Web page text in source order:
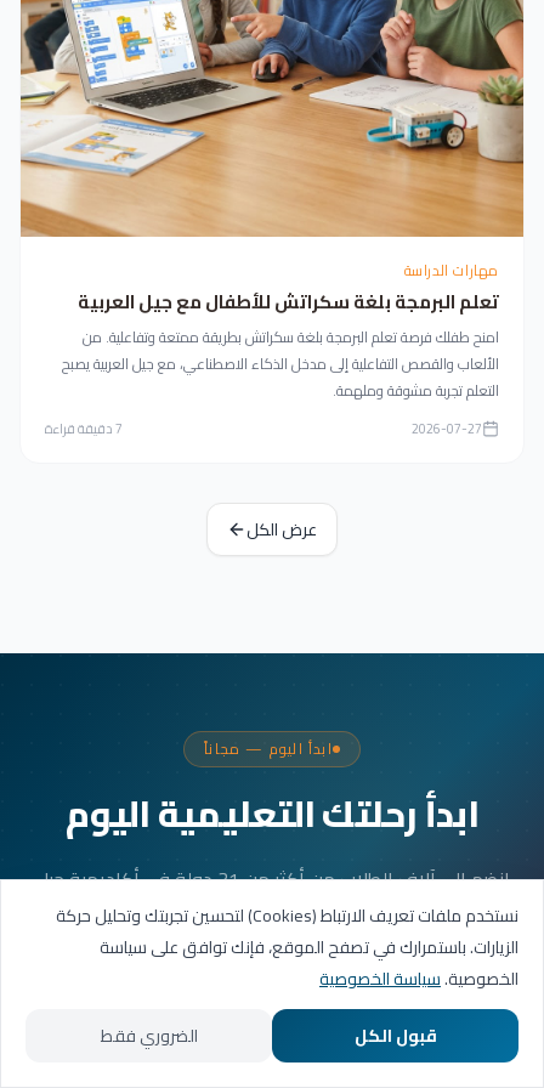
مهارات الدراسة
تعلم البرمجة بلغة سكراتش للأطفال مع جيل العربية
امنح طفلك فرصة تعلم البرمجة بلغة سكراتش بطريقة ممتعة وتفاعلية. من
الألعاب والقصص التفاعلية إلى مدخل الذكاء الاصطناعي، مع جيل العربية يصبح
التعلم تجربة مشوقة وملهمة.
2026-07-27
7دقيقة قراءة
عرض الكل
ابدأ اليوم — مجاناً
ابدأ رحلتك التعليمية اليوم
انضم إلى آلاف الطلاب من أكثر من 31 دولة في أكاديمية جيل
العربية. جلستك الأولى مجانية.
احجز حصتك التجريبية
تواصل عبر واتساب
الرئيسية المسارات التعليمية
نستخدم ملفات تعريف الارتباط (Cookies) لتحسين تجربتك وتحليل حركة
الزيارات. باستمرارك في تصفح الموقع، فإنك توافق على سياسة
الخصوصية.سياسة الخصوصية
قبول الكل
الضروري فقط